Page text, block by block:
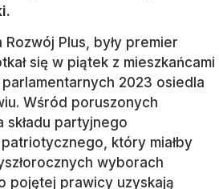
Plus, były premier
się w piątek z mieszkańcami
2023 osiedla
Wśród poruszonych
składu partyjnego
który miałby
wyborach
pojętej prawicy uzyskają